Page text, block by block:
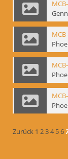
Zurück 1 234 56